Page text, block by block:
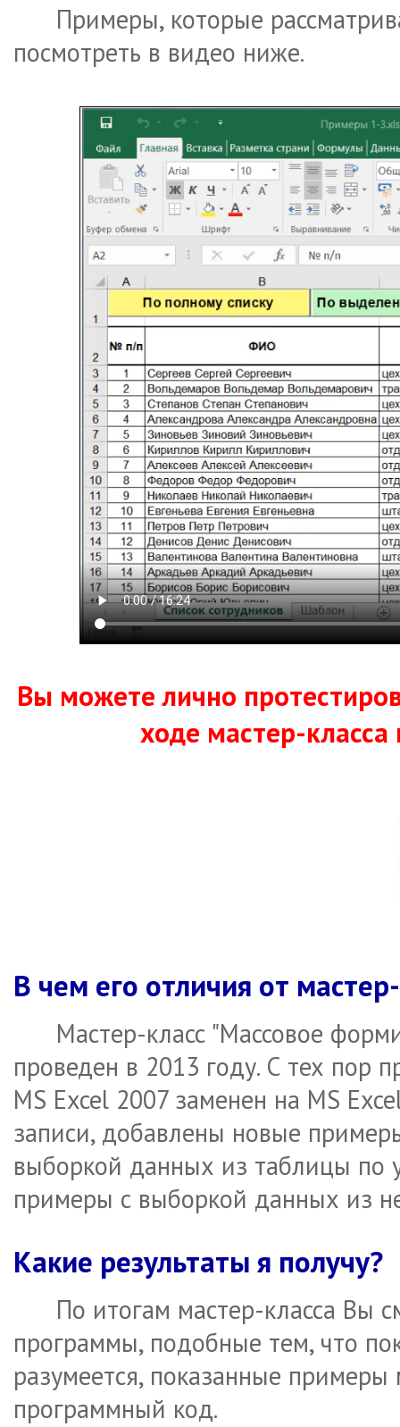
Примеры, которые
посмотреть в видео ниже.
Вы можете лично
ходе мастер-
В чем его отличия от
Мастер-класс "Массовое
проведен в 2013 году. С тех пор
MS Excel 2007 заменен на MS
записи, добавлены новые
выборкой данных из таблицы
примеры с выборкой данных из
Какие результаты я получу?
По итогам мастер-класса Вы
программы, подобные тем, что
разумеется, показанные
программный код.